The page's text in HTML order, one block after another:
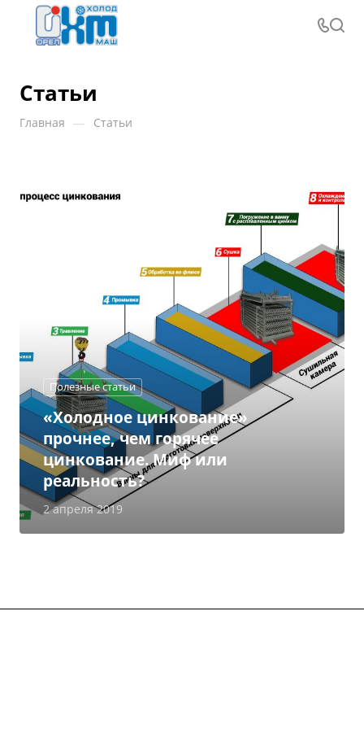
Статьи
Главная — Статьи
Полезные статьи
2 апреля 2019
«Холодное цинкование»
прочнее, чем горячее
цинкование. Миф или
реальность?